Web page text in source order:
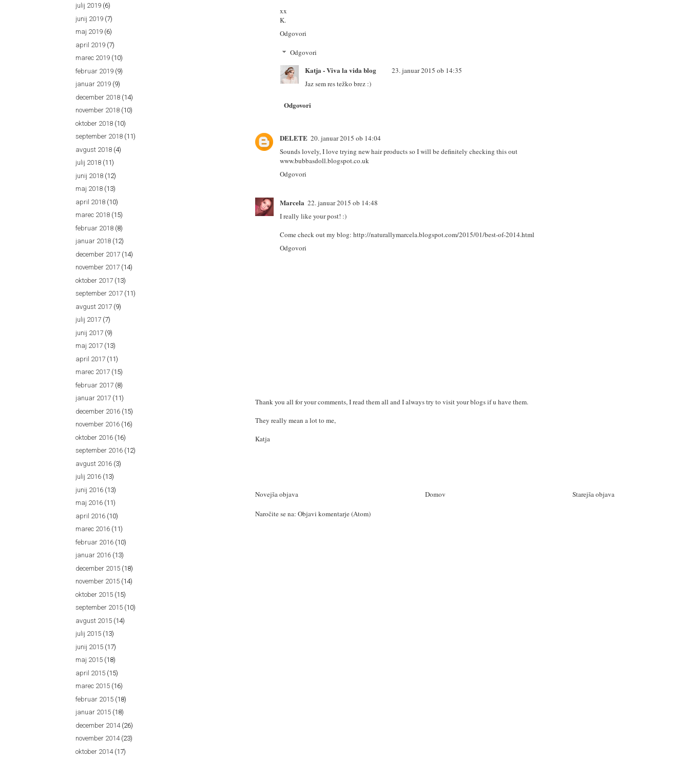
xx
K.
Odgovori
Odgovori
Katja - Viva la vida blog
23. januar 2015 ob 14:35
Jaz sem res težko brez :)
Odgovori
DELETE 20. januar 2015 ob 14:04
Sounds lovely, I love trying new hair products so I will be definitely checking this out
www.bubbasdoll.blogspot.co.uk
Odgovori
Marcela 22. januar 2015 ob 14:48
I really like your post! :)
Come check out my blog: http://naturallymarcela.blogspot.com/2015/01/best-of-2014.html
Odgovori
Thank you all for your comments, I read them all and I always try to visit your blogs if u have them.
They really mean a lot to me,
Katja
Novejša objava Starejša objava
Domov
Naročite se na: Objavi komentarje (Atom)
julij 2019 (6)
junij 2019 (7)
maj 2019 (6)
april 2019 (7)
marec 2019 (10)
februar 2019 (9)
januar 2019 (9)
december 2018 (14)
november 2018 (10)
oktober 2018 (10)
september 2018 (11)
avgust 2018 (4)
julij 2018 (11)
junij 2018 (12)
maj 2018 (13)
april 2018 (10)
marec 2018 (15)
februar 2018 (8)
januar 2018 (12)
december 2017 (14)
november 2017 (14)
oktober 2017 (13)
september 2017 (11)
avgust 2017 (9)
julij 2017 (7)
junij 2017 (9)
maj 2017 (13)
april 2017 (11)
marec 2017 (15)
februar 2017 (8)
januar 2017 (11)
december 2016 (15)
november 2016 (16)
oktober 2016 (16)
september 2016 (12)
avgust 2016 (3)
julij 2016 (13)
junij 2016 (13)
maj 2016 (11)
april 2016 (10)
marec 2016 (11)
februar 2016 (10)
januar 2016 (13)
december 2015 (18)
november 2015 (14)
oktober 2015 (15)
september 2015 (10)
avgust 2015 (14)
julij 2015 (13)
junij 2015 (17)
maj 2015 (18)
april 2015 (15)
marec 2015 (16)
februar 2015 (18)
januar 2015 (18)
december 2014(26)
november 2014(23)
oktober 2014(17)